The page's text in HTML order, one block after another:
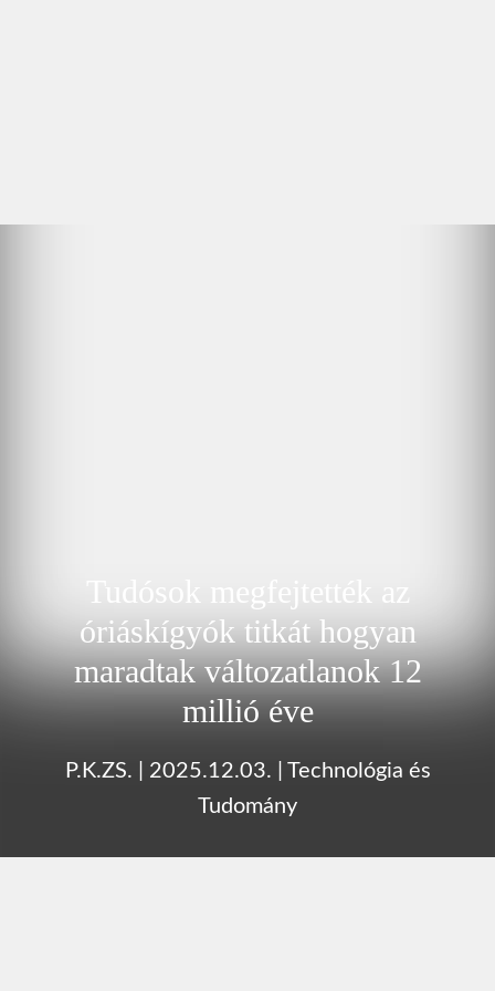
Tudósok megfejtették az
óriáskígyók titkát hogyan
maradtak változatlanok 12
millió éve
P.K.ZS. 2025.12.03.
Technológia és
Tudomány